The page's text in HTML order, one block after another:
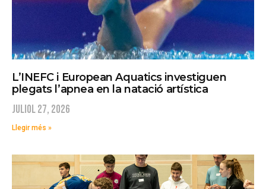
L’INEFC i European Aquatics investiguen
plegats l’apnea en la natació artística
juliol 27, 2026
Llegir més »